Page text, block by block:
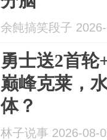
余飩搞笑段子
勇士送2首轮
巅峰克莱，
体？
林子说事 2026-08-